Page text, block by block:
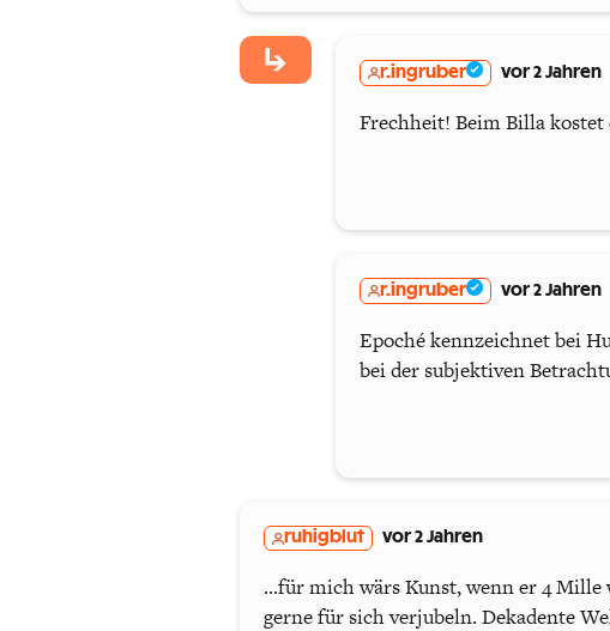
r.ingruber vor 2 Jahren
Frechheit! Beim Billa kostet
r.ingruber vor 2 Jahren
Epoché kennzeichnet bei
bei der subjektiven
ruhigblut vor 2 Jahren
...für mich wärs Kunst, wenn er 4
gerne für sich verjubeln. Dekadente